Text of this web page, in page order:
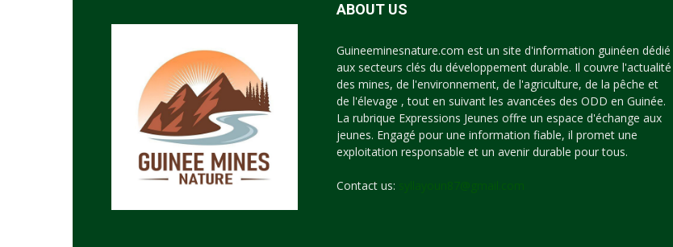
ABOUT US
Guineeminesnature.com est un site d'information guinéen dédié
aux secteurs clés du développement durable. Il couvre l'actualité
des mines, de l'environnement, de l'agriculture, de la pêche et
de l'élevage , tout en suivant les avancées des ODD en Guinée.
La rubrique Expressions Jeunes offre un espace d'échange aux
jeunes. Engagé pour une information fiable, il promet une
exploitation responsable et un avenir durable pour tous.
Contact us: